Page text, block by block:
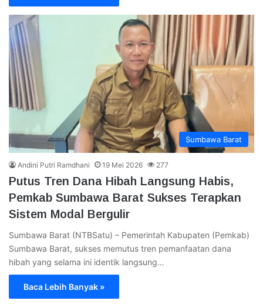
Sumbawa Barat
Andini Putri Ramdhani 19 Mei 2026 277
Putus Tren Dana Hibah Langsung Habis,
Pemkab Sumbawa Barat Sukses Terapkan
Sistem Modal Bergulir
Sumbawa Barat (NTBSatu) – Pemerintah Kabupaten (Pemkab)
Sumbawa Barat, sukses memutus tren pemanfaatan dana
hibah yang selama ini identik langsung…
Baca Lebih Banyak »